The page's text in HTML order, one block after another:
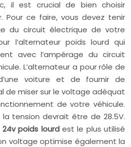
il est crucial de bien choisir
Pour ce faire, vous devez tenir
du circuit électrique de votre
l’alternateur poids lourd qui
avec l’ampérage du circuit
L’alternateur a pour rôle de
voiture et de fournir de
de miser sur le voltage adéquat
de votre véhicule.
tension devrait être de 28.5V.
poids lourd est le plus utilisé
voltage optimise également la